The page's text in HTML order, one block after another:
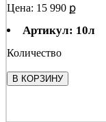
Цена: 15 990 ք
Артикул: 10л
Количество
В КОРЗИНУ